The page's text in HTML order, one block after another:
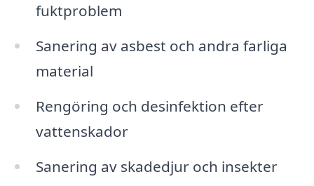
fuktproblem
Sanering av asbest och andra farliga
material
Rengöring och desinfektion efter
vattenskador
Sanering av skadedjur och insekter